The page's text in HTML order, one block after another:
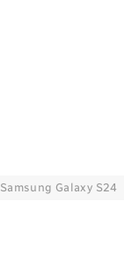
Samsung Galaxy S24